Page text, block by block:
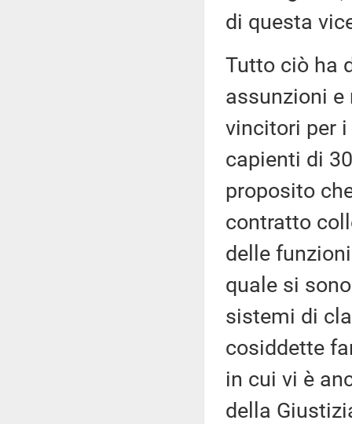
di questa
Tutto ciò ha
assunzioni e
vincitori per
capienti di
proposito
contratto
delle
quale si
sistemi di
cosiddette
in cui vi è
della